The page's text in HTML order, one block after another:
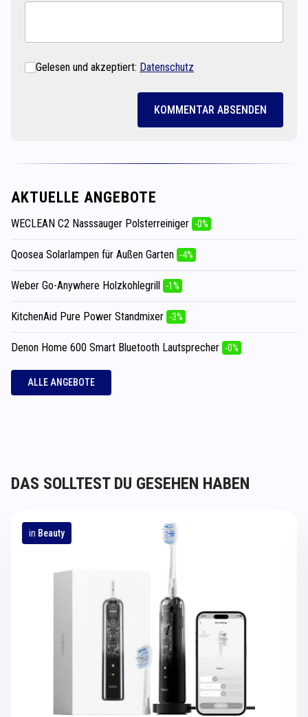
Gelesen und akzeptiert: Datenschutz
KOMMENTAR ABSENDEN
AKTUELLE ANGEBOTE
WECLEAN C2 Nasssauger Polsterreiniger -0%
Qoosea Solarlampen für Außen Garten -4%
Weber Go-Anywhere Holzkohlegrill -1%
KitchenAid Pure Power Standmixer -3%
Denon Home 600 Smart Bluetooth Lautsprecher -0%
ALLE ANGEBOTE
DAS SOLLTEST DU GESEHEN HABEN
in Beauty